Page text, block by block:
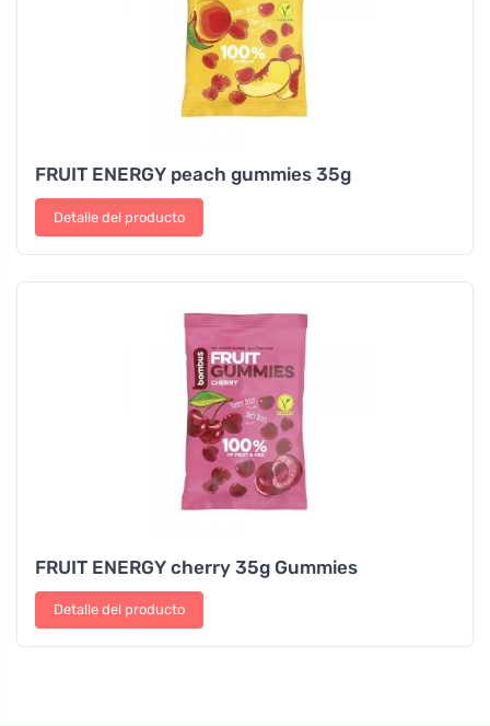
FRUIT ENERGY peach gummies 35g
Detalle del producto
FRUIT ENERGY cherry 35g Gummies
Detalle del producto